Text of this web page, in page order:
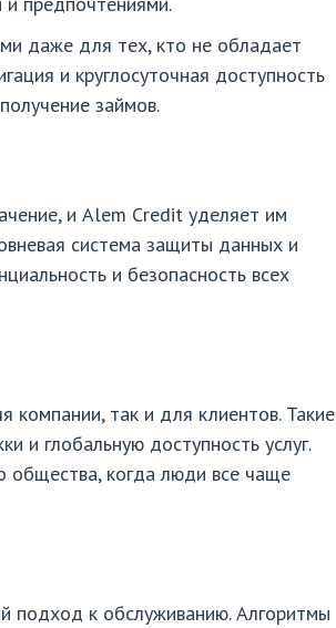
даже для тех, кто не обладает
и круглосуточная доступность
займов.
и Alem Credit уделяет им
система защиты данных и
и безопасность всех
компании, так и для клиентов. Такие
и глобальную доступность услуг.
общества, когда люди все чаще
подход к обслуживанию. Алгоритмы